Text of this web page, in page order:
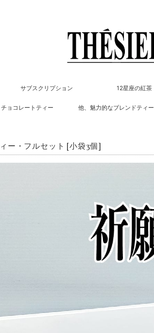
サブスクリプション 12星座の紅茶
チョコレートティー 他、魅力的なブレンドティー
ー・フルセット [小袋3個]